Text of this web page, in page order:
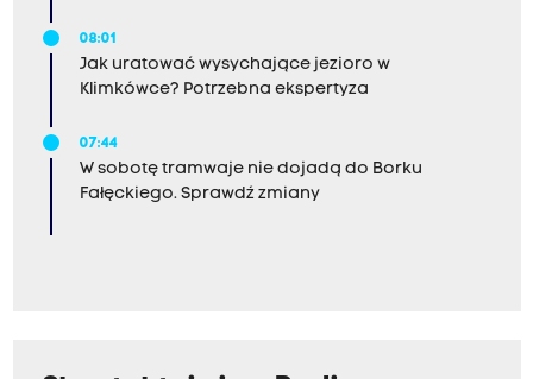
08:01
Jak uratować wysychające jezioro w
Klimkówce? Potrzebna ekspertyza
07:44
W sobotę tramwaje nie dojadą do Borku
Fałęckiego. Sprawdź zmiany